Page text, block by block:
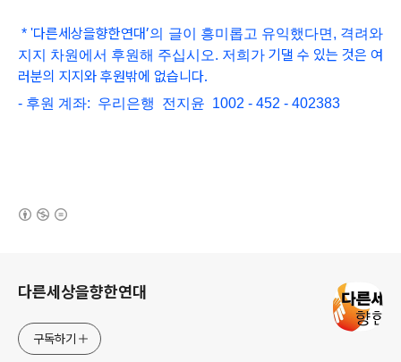
*'다른세상을향한연대’의 글이 흥미롭고 유익했다면, 격려와
지지 차원에서 후원해 주십시오. 저희가 기댈 수 있는 것은 여
러분의 지지와 후원밖에 없습니다.
- 후원 계좌: 우리은행 전지윤 1002 - 452 - 402383
다른세상을향한연대
구독하기